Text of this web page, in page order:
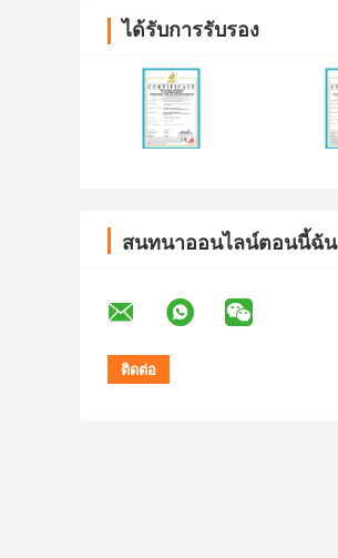
ได้รับการรับรอง
สนทนาออนไลน์ตอนนี้ฉัน